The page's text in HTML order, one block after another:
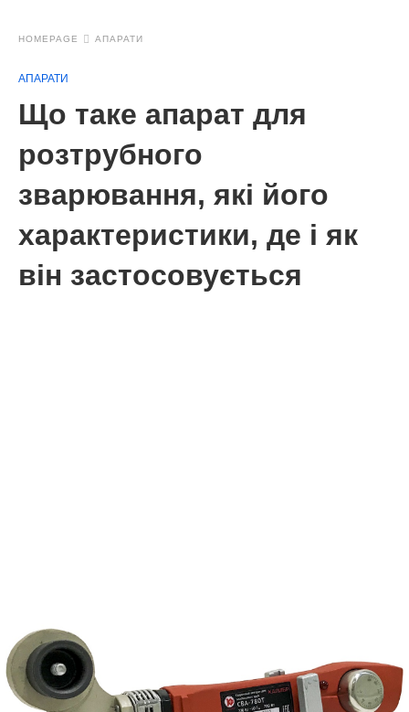
HOMEPAGE АПАРАТИ
АПАРАТИ
Що таке апарат для
розтрубного
зварювання, які його
характеристики, де і як
він застосовується